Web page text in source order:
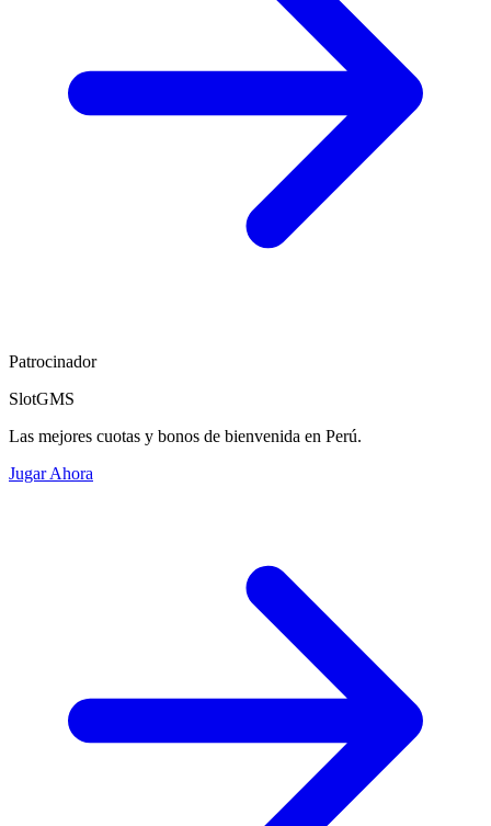
Patrocinador
SlotGMS
Las mejores cuotas y bonos de bienvenida en Perú.
Jugar Ahora